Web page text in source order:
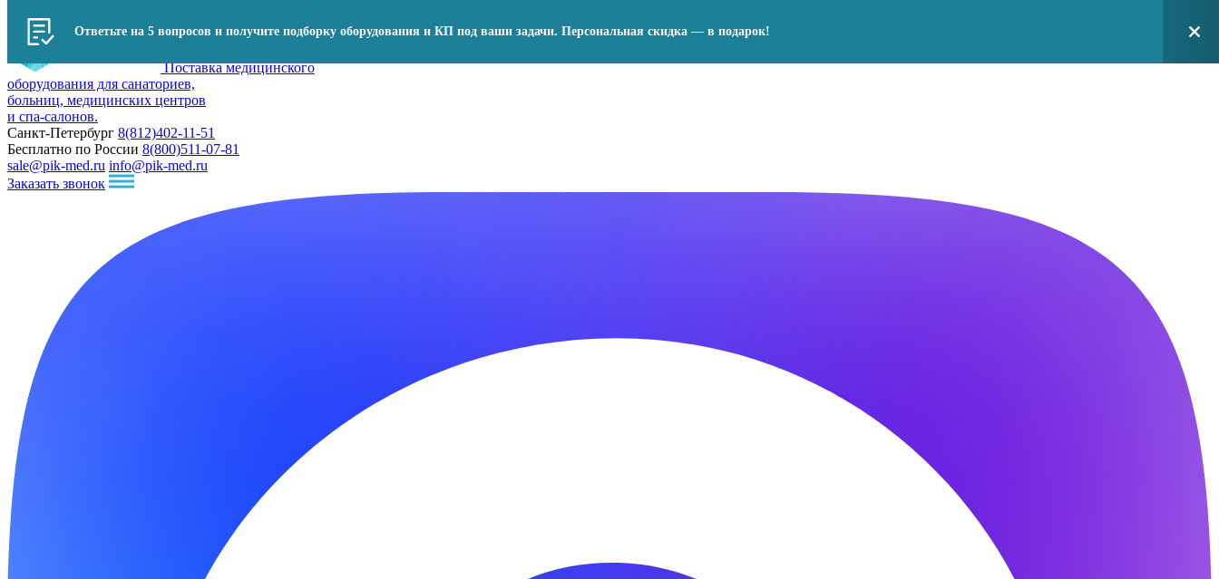
Поставка медицинского
оборудования для санаториев,
больниц, медицинских центров
и спа-салонов.
Санкт-Петербург 8(812)402-11-51
Бесплатно по России 8(800)511-07-81
sale@pik-med.ru info@pik-med.ru
Заказать звонок
Ответьте на 5 вопросов и получите подборку оборудования и КП под ваши задачи. Персональная скидка — в подарок!